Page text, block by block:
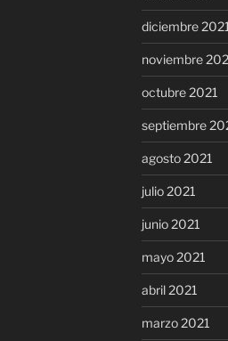
diciembre 2021
noviembre
octubre 2021
septiembre
agosto 2021
julio 2021
junio 2021
mayo 2021
abril 2021
marzo 2021